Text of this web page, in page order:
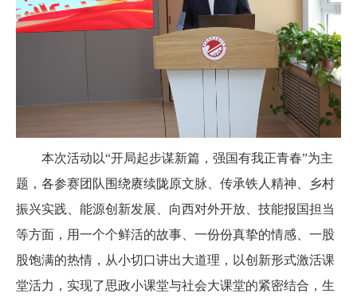
本次活动以“开局起步谋新篇，强国有我正青春”为主
题，各参赛团队围绕赓续陇原文脉、传承铁人精神、乡村
振兴实践、能源创新发展、向西对外开放、技能报国担当
等方面，用一个个鲜活的故事、一份份真挚的情感、一股
股饱满的热情，从小切口讲出大道理，以创新形式激活课
堂活力，实现了思政小课堂与社会大课堂的紧密结合，生